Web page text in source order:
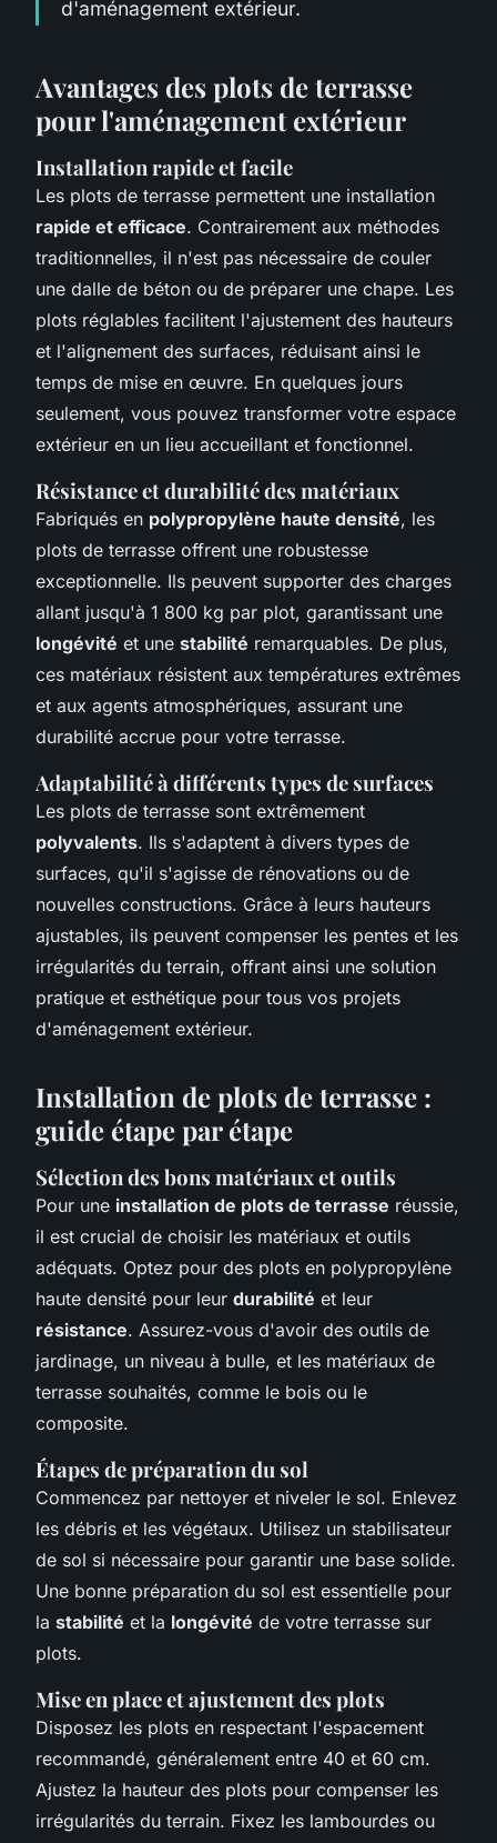
d'aménagement extérieur.
Avantages des plots de terrasse
pour l'aménagement extérieur
Installation rapide et facile
Les plots de terrasse permettent une installation
rapide et efficace. Contrairement aux méthodes
traditionnelles, il n'est pas nécessaire de couler
une dalle de béton ou de préparer une chape. Les
plots réglables facilitent l'ajustement des hauteurs
et l'alignement des surfaces, réduisant ainsi le
temps de mise en œuvre. En quelques jours
seulement, vous pouvez transformer votre espace
extérieur en un lieu accueillant et fonctionnel.
Résistance et durabilité des matériaux
Fabriqués en polypropylène haute densité, les
plots de terrasse offrent une robustesse
exceptionnelle. Ils peuvent supporter des charges
allant jusqu'à 1 800 kg par plot, garantissant une
longévité et une stabilité remarquables. De plus,
ces matériaux résistent aux températures extrêmes
et aux agents atmosphériques, assurant une
durabilité accrue pour votre terrasse.
Adaptabilité à différents types de surfaces
Les plots de terrasse sont extrêmement
polyvalents. Ils s'adaptent à divers types de
surfaces, qu'il s'agisse de rénovations ou de
nouvelles constructions. Grâce à leurs hauteurs
ajustables, ils peuvent compenser les pentes et les
irrégularités du terrain, offrant ainsi une solution
pratique et esthétique pour tous vos projets
d'aménagement extérieur.
Installation de plots de terrasse :
guide étape par étape
Sélection des bons matériaux et outils
Pour une installation de plots de terrasse réussie,
il est crucial de choisir les matériaux et outils
adéquats. Optez pour des plots en polypropylène
haute densité pour leur durabilité et leur
résistance. Assurez-vous d'avoir des outils de
jardinage, un niveau à bulle, et les matériaux de
terrasse souhaités, comme le bois ou le
composite.
Étapes de préparation du sol
Commencez par nettoyer et niveler le sol. Enlevez
les débris et les végétaux. Utilisez un stabilisateur
de sol si nécessaire pour garantir une base solide.
Une bonne préparation du sol est essentielle pour
la stabilité et la longévité de votre terrasse sur
plots.
Mise en place et ajustement des plots
Disposez les plots en respectant l'espacement
recommandé, généralement entre 40 et 60 cm.
Ajustez la hauteur des plots pour compenser les
irrégularités du terrain. Fixez les lambourdes ou